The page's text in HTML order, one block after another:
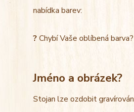
nabídka barev:
? Chybí Vaše oblíbená
Jméno a obrázek?
Stojan lze ozdobit